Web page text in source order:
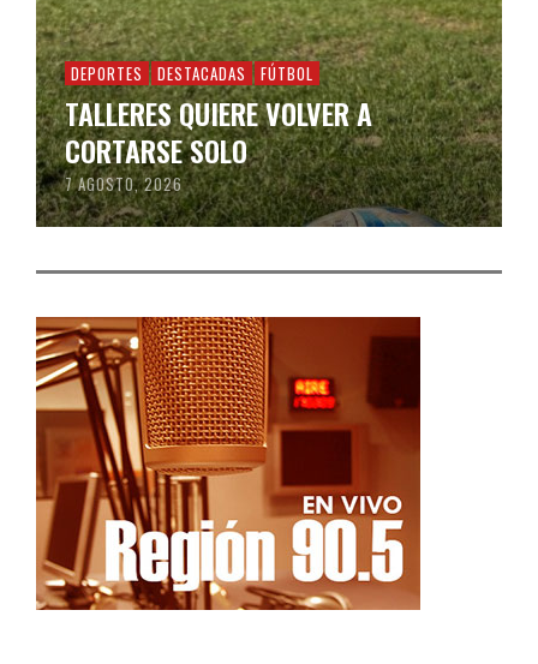
DEPORTES DESTACADAS FÚTBOL
TALLERES QUIERE VOLVER A
CORTARSE SOLO
7 AGOSTO, 2026